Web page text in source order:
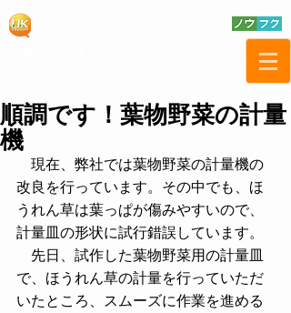
順調です！葉物野菜の計量
機
現在、弊社では葉物野菜の計量機の
改良を行っています。その中でも、ほ
うれん草は葉っぱが傷みやすいので、
計量皿の形状に試行錯誤しています。
先日、試作した葉物野菜用の計量皿
で、ほうれん草の計量を行っていただ
いたところ、スムーズに作業を進める